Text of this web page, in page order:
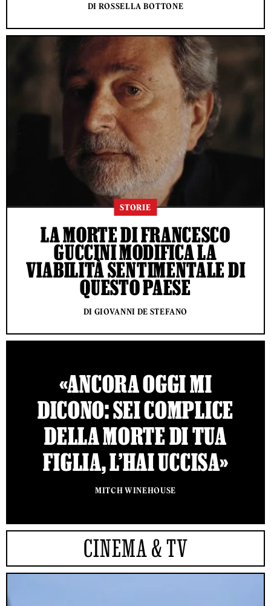
DI ROSSELLA BOTTONE
STORIE
LA MORTE DI FRANCESCO
GUCCINI MODIFICA LA
VIABILITÀ SENTIMENTALE DI
QUESTO PAESE
DI GIOVANNI DE STEFANO
«ANCORA OGGI MI
DICONO: SEI COMPLICE
DELLA MORTE DI TUA
FIGLIA, L’HAI UCCISA»
MITCH WINEHOUSE
CINEMA & TV